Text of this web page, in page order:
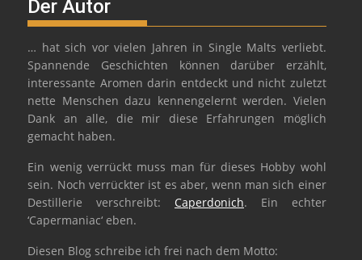
Der Autor
… hat sich vor vielen Jahren in Single Malts verliebt.
Spannende Geschichten können darüber erzählt,
interessante Aromen darin entdeckt und nicht zuletzt
nette Menschen dazu kennengelernt werden. Vielen
Dank an alle, die mir diese Erfahrungen möglich
gemacht haben.
Ein wenig verrückt muss man für dieses Hobby wohl
sein. Noch verrückter ist es aber, wenn man sich einer
Destillerie verschreibt: Caperdonich. Ein echter
‘Capermaniac‘ eben.
Diesen Blog schreibe ich frei nach dem Motto: